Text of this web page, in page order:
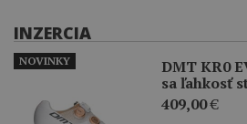
INZERCIA
DMT KR0
sa ľahkosť
409,00€
NOVINKY